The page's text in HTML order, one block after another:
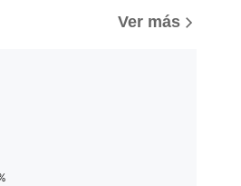
Ver más